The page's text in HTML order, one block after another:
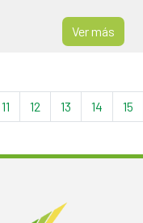
Ver más
11 12 13 14 15